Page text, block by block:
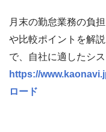
月末の勤怠業務の負
や比較ポイントを解
で、自社に適したシ
https://
ロード